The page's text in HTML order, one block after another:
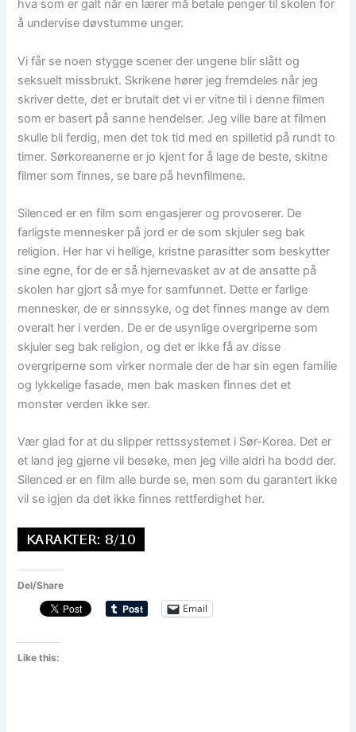
hva som er galt når en lærer må betale penger til skolen for
å undervise døvstumme unger.
Vi får se noen stygge scener der ungene blir slått og
seksuelt missbrukt. Skrikene hører jeg fremdeles når jeg
skriver dette, det er brutalt det vi er vitne til i denne filmen
som er basert på sanne hendelser. Jeg ville bare at filmen
skulle bli ferdig, men det tok tid med en spilletid på rundt to
timer. Sørkoreanerne er jo kjent for å lage de beste, skitne
filmer som finnes, se bare på hevnfilmene.
Silenced er en film som engasjerer og provoserer. De
farligste mennesker på jord er de som skjuler seg bak
religion. Her har vi hellige, kristne parasitter som beskytter
sine egne, for de er så hjernevasket av at de ansatte på
skolen har gjort så mye for samfunnet. Dette er farlige
mennesker, de er sinnssyke, og det finnes mange av dem
overalt her i verden. De er de usynlige overgriperne som
skjuler seg bak religion, og det er ikke få av disse
overgriperne som virker normale der de har sin egen familie
og lykkelige fasade, men bak masken finnes det et
monster verden ikke ser.
Vær glad for at du slipper rettssystemet i Sør-Korea. Det er
et land jeg gjerne vil besøke, men jeg ville aldri ha bodd der.
Silenced er en film alle burde se, men som du garantert ikke
vil se igjen da det ikke finnes rettferdighet her.
Del/Share
Email
Like this: